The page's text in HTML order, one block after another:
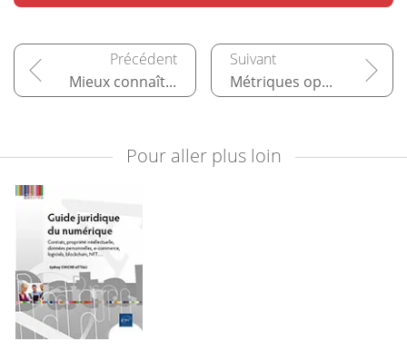
Mieux connaître les sinistres Métriques opérationnelles, risque et impact
Pour aller plus loin